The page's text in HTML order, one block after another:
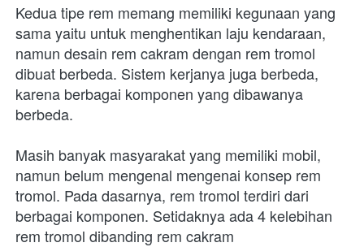
Kedua tipe rem memang memiliki kegunaan yang
sama yaitu untuk menghentikan laju kendaraan,
namun desain rem cakram dengan rem tromol
dibuat berbeda. Sistem kerjanya juga berbeda,
karena berbagai komponen yang dibawanya
berbeda.
Masih banyak masyarakat yang memiliki mobil,
namun belum mengenal mengenai konsep rem
tromol. Pada dasarnya, rem tromol terdiri dari
berbagai komponen. Setidaknya ada 4 kelebihan
rem tromol dibanding rem cakram